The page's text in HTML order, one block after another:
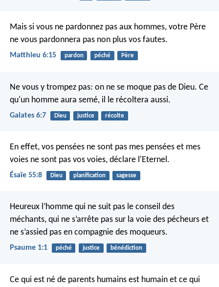
Mais si vous ne pardonnez pas aux hommes, votre Père
ne vous pardonnera pas non plus vos fautes.
Matthieu 6:15 pardon péché Père
Ne vous y trompez pas: on ne se moque pas de Dieu. Ce
qu'un homme aura semé, il le récoltera aussi.
Galates 6:7 Dieu justice récolte
En effet, vos pensées ne sont pas mes pensées et mes
voies ne sont pas vos voies, déclare l'Eternel.
Ésaïe 55:8 Dieu planification sagesse
Heureux l’homme qui ne suit pas le conseil des
méchants, qui ne s’arrête pas sur la voie des pécheurs et
ne s’assied pas en compagnie des moqueurs.
Psaume 1:1 péché justice bénédiction
Ce qui est né de parents humains est humain et ce qui